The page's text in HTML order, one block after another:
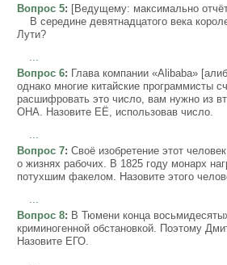
Вопрос 5: [Ведущему: максимально
В середине девятнадцатого века
Лути?
...
Вопрос 6: Глава компании «Alibaba»
однако многие китайские программисты
расшифровать это число, вам нужно из
ОНА. Назовите ЕЁ, использовав число.
...
Вопрос 7: Своё изобретение этот
о жизнях рабочих. В 1825 году монарх
потухшим факелом. Назовите этого
Вопрос 8: В Тюмени конца
криминогенной обстановкой. Поэтому
Назовите ЕГО.